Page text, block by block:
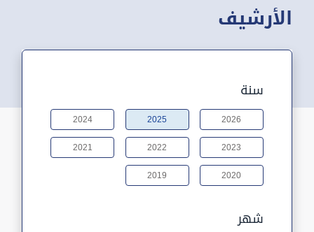
الأرشيف
سنة
2026
2025
2024
2023
2022
2021
2020
2019
شهر